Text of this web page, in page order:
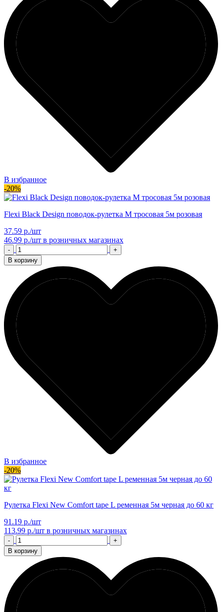
В избранное
-20%
Flexi Black Design поводок-рулетка M тросовая 5м розовая
37.59 р./шт
46.99 р./шт в розничных магазинах
-
+
В корзину
В избранное
-20%
Рулетка Flexi New Comfort tape L ременная 5м черная до 60 кг
91.19 р./шт
113.99 р./шт в розничных магазинах
-
+
В корзину